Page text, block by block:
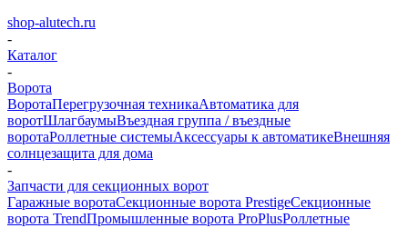
shop-alutech.ru
-
Каталог
-
Ворота
ВоротаПерегрузочная техникаАвтоматика для
воротШлагбаумыВъездная группа / въездные
воротаРоллетные системыАксессуары к автоматикеВнешняя
солнцезащита для дома
-
Запчасти для секционных ворот
Гаражные воротаСекционные ворота PrestigeСекционные
ворота TrendПромышленные ворота ProPlusРоллетные